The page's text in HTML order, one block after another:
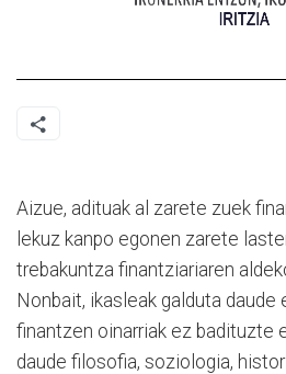
Aizue, adituak al zarete zuek
lekuz kanpo egonen zarete
trebakuntza finantziariaren
Nonbait, ikasleak galduta daude
finantzen oinarriak ez badituzte
daude filosofia, soziologia,